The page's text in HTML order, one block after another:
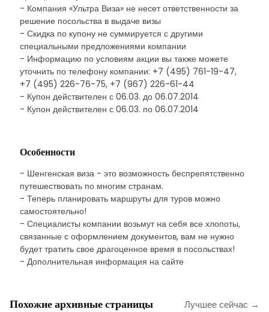
- Компания «Ультра Виза» не несет ответственности за
решение посольства в выдаче визы
- Скидка по купону не суммируется с другими
специальными предложениями компании
- Информацию по условиям акции вы также можете
уточнить по телефону компании: +7 (495) 761-19-47,
+7 (495) 226-76-75, +7 (967) 226-61-44
- Купон действителен с 06.03. до 06.07.2014
- Купон действителен с 06.03. по 06.07.2014
Особенности
- Шенгенская виза - это возможность беспрепятственно
путешествовать по многим странам.
- Теперь планировать маршруты для туров можно
самостоятельно!
- Специалисты компании возьмут на себя все хлопоты,
связанные с оформлением документов, вам не нужно
будет тратить свое драгоценное время в посольствах!
- Дополнительная информация на сайте
Похожие архивные страницы Лучшее сейчас →